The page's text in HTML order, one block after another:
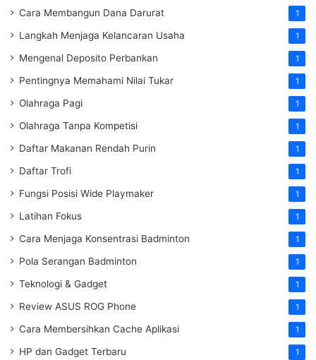
Cara Membangun Dana Darurat 1
Langkah Menjaga Kelancaran Usaha 1
Mengenal Deposito Perbankan 1
Pentingnya Memahami Nilai Tukar 1
Olahraga Pagi 1
Olahraga Tanpa Kompetisi 1
Daftar Makanan Rendah Purin 1
Daftar Trofi 1
Fungsi Posisi Wide Playmaker 1
Latihan Fokus 1
Cara Menjaga Konsentrasi Badminton 1
Pola Serangan Badminton 1
Teknologi & Gadget 1
Review ASUS ROG Phone 1
Cara Membersihkan Cache Aplikasi 1
HP dan Gadget Terbaru 1